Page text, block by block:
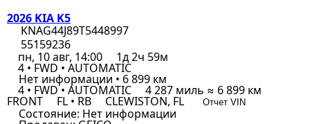
2026 KIA K5
KNAG44J89T5448997
55159236
пн, 10 авг, 14:00
1д 2ч 59м
4 • FWD • AUTOMATIC
Нет информации • 6 899 км
4 • FWD • AUTOMATIC 4 287 миль ≈ 6 899 км
FRONT FL • RB CLEWISTON, FL Отчет VIN
Состояние: Нет информации